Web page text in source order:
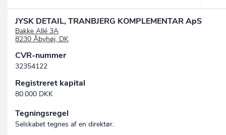
JYSK DETAIL, TRANBJERG KOMPLEMENTAR ApS
Bakke Allé 3A
8230 Åbyhøj, DK
CVR-nummer
32354122
Registreret kapital
80.000 DKK
Tegningsregel
Selskabet tegnes af en direktør.